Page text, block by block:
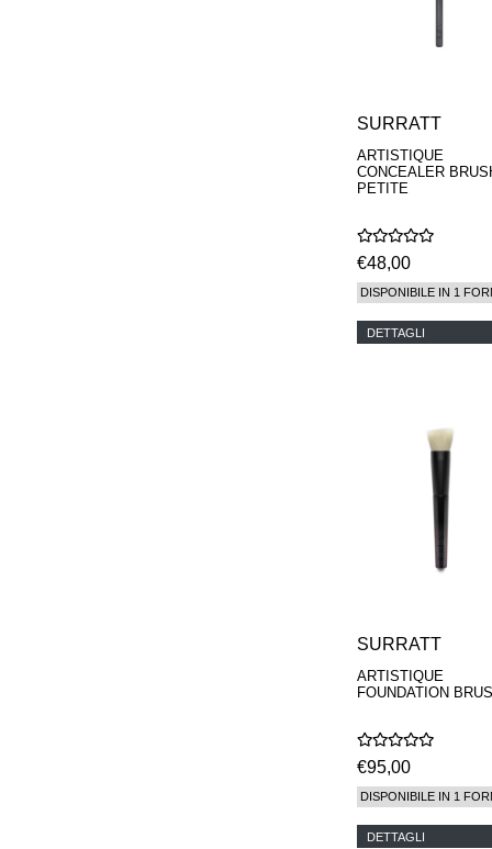
SURRATT
ARTISTIQUE
CONCEALER
PETITE
€48,00
DISPONIBILE IN 1
DETTAGLI
SURRATT
ARTISTIQUE
FOUNDATION
€95,00
DISPONIBILE IN 1
DETTAGLI